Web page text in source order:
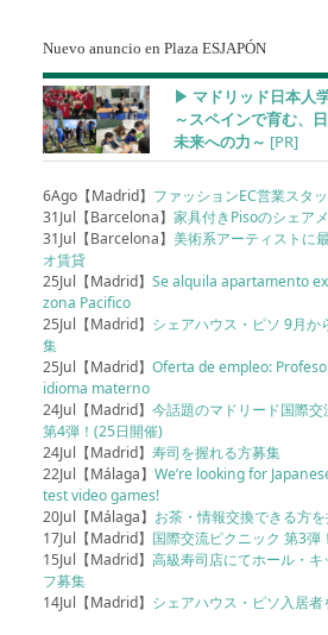
Nuevo anuncio en Plaza ESJAPÓN
▶︎ マドリッド日本人
～スペインで育む、
未来への力～ [PR]
6Ago【Madrid】 ファッションEC営業スタ
31Jul【Barcelona】家具付きPisoのシェア
31Jul【Barcelona】美術系アーティストに
オ賃貸
25Jul【Madrid】Se alquila apartamento
zona Pacifico
25Jul【Madrid】 シェアハウス・ピソ 9月か
集
25Jul【Madrid】Oferta de empleo:
idioma materno
24Jul【Madrid】今話題のマドリード国際交
第4弾！(25日開催)
24Jul【Madrid】寿司を握れる方募集
22Jul【Málaga】We’re looking for
test video games!
20Jul【Málaga】 お茶・情報交換できる方
17Jul【Madrid】 国際交流ピクニック 第3弾
15Jul【Madrid】高級寿司店にてホール・キ
フ募集
14Jul【Madrid】 シェアハウス・ピソ入居者